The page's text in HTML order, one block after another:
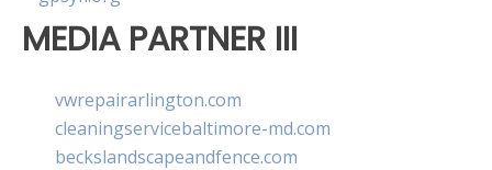
MEDIA PARTNER III
vwrepairarlington.com
cleaningservicebaltimore-md.com
beckslandscapeandfence.com